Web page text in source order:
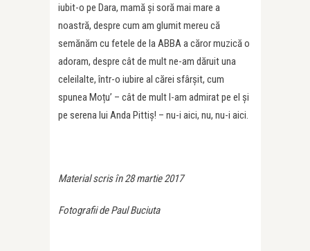
iubit-o pe Dara, mamă și soră mai mare a
noastră, despre cum am glumit mereu că
semănăm cu fetele de la ABBA a căror muzică o
adoram, despre cât de mult ne-am dăruit una
celeilalte, într-o iubire al cărei sfârșit, cum
spunea Moțu’ – cât de mult l-am admirat pe el și
pe serena lui Anda Pittiș! – nu-i aici, nu, nu-i aici.
Material scris în 28 martie 2017
Fotografii de Paul Buciuta